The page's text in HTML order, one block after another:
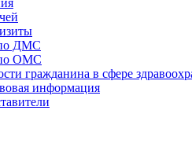
по ДМС
по ОМС
гражданина в сфере
информация